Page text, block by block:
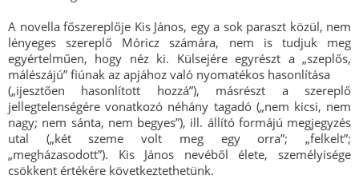
A novella főszereplője Kis János, egy a sok paraszt közül, nem
lényeges szereplő Móricz számára, nem is tudjuk meg
egyértelműen, hogy néz ki. Külsejére egyrészt a „szeplős,
málészájú” fiúnak az apjához való nyomatékos hasonlítása
(„ijesztően hasonlított hozzá”), másrészt a szereplő
jellegtelenségére vonatkozó néhány tagadó („nem kicsi, nem
nagy; nem sánta, nem begyes”), ill. állító formájú megjegyzés
utal („két szeme volt meg egy orra”; „felkelt”;
„megházasodott”). Kis János nevéből élete, személyisége
csökkent értékére következtethetünk.